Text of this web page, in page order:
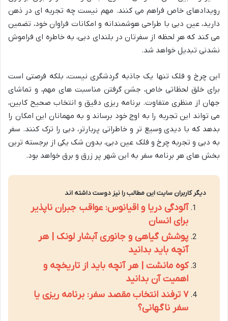
رویدادهای خاص فراهم می کنند. مهم نیست چه تجربه ای در ذهن
دارید، عین دبی با طراحی هوشمندانه و امکانات فراوان خود، تضمین
می کند که هر لحظه از سفرتان در بلندای دبی، به خاطره ای فراموش
نشدنی تبدیل خواهد شد.
این چرخ و فلک تنها یک جاذبه گردشگری نیست، بلکه فرصتی است
برای خلق لحظاتی خاص، جشن گرفتن مناسبت های مهم، و تماشای
جهان از منظری متفاوت. برنامه ریزی دقیق و انتخاب صحیح کابین،
می تواند این تجربه را به اوج خود برساند و به مهمانان این امکان را
بدهد که با دیدی وسیع تر و خاطراتی پربارتر، دبی را ترک کنند. سفر
به دبی و تجربه چرخ و فلک عین دبی، بدون شک یکی از برجسته ترین
بخش های هر برنامه سفر به این شهر پر زرق و برق خواهد بود.
دیگر کاربران سایت این مطالب را نیز دوست داشته اند
آلودگی دریا و اقیانوس: عواقب جبران ناپذیر
برای انسان
پوشش گیاهی و جانوری آبشار لونک | هر
آنچه باید بدانید
کوه مانشت | هر آنچه باید از تاریخچه و
اهمیت آن بدانید
۷ ترفند انتخاب مقصد سفر: برنامه ریزی یا
سفر ناگهانی؟